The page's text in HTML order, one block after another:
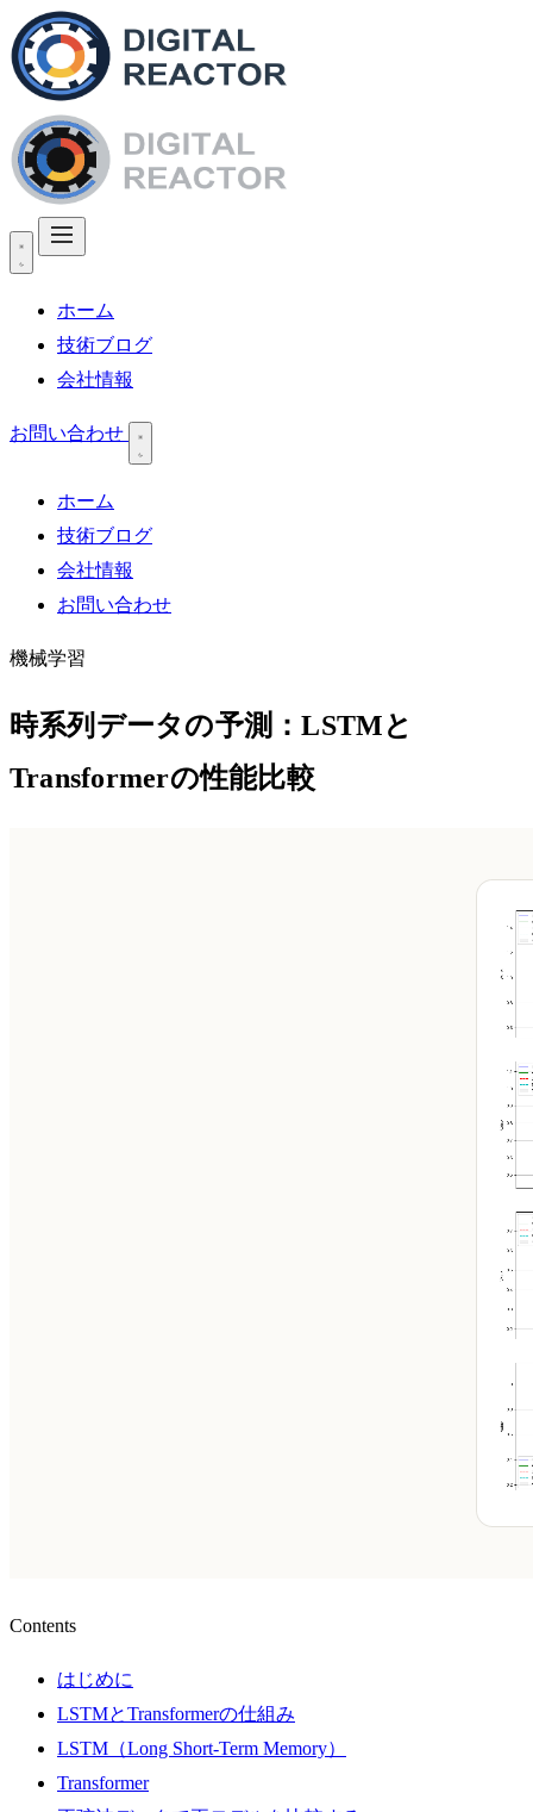
ホーム
技術ブログ
会社情報
お問い合わせ
ホーム
技術ブログ
会社情報
お問い合わせ
機械学習
時系列データの予測：LSTMと
Transformerの性能比較
Contents
はじめに
LSTMとTransformerの仕組み
LSTM（Long Short-Term Memory）
Transformer